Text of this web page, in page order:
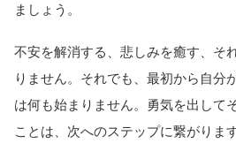
ましょう。
不安を解消する、悲しみを癒す、そ
りません。それでも、最初から自分
は何も始まりません。勇気を出して
ことは、次へのステップに繋がります